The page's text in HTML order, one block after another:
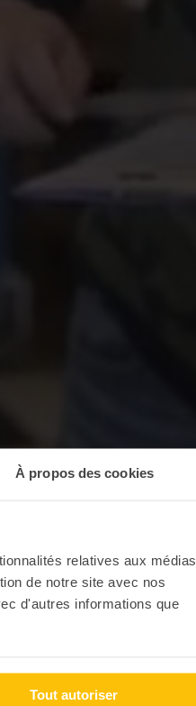
À propos des cookies
relatives aux médias
de notre site avec nos
d'autres informations que
Tout autoriser